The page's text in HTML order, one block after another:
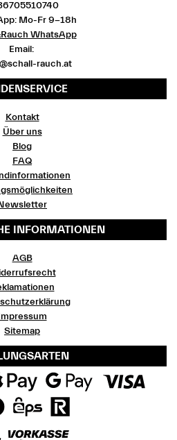
Mo-Fr 9-18h
WhatsApp
Email:
rauch.at
Kontakt
Über uns
Blog
FAQ
INFORMATIONEN
AGB
Sitemap